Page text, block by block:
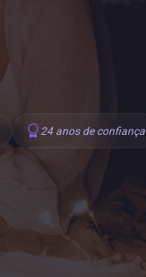
24 anos de confiança